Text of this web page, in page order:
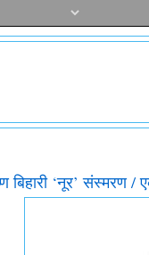
‘नूर’ संस्‍मरण